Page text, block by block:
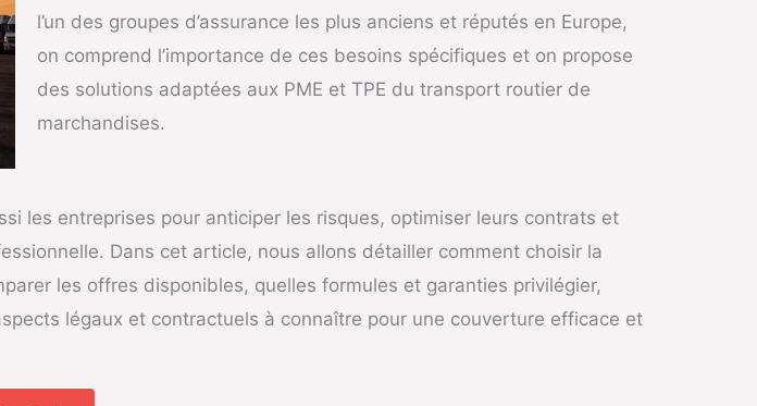
l’un des groupes d’assurance les plus anciens et réputés en Europe,
on comprend l’importance de ces besoins spécifiques et on propose
des solutions adaptées aux PME et TPE du transport routier de
marchandises.
les entreprises pour anticiper les risques, optimiser leurs contrats et
Dans cet article, nous allons détailler comment choisir la
les offres disponibles, quelles formules et garanties privilégier,
légaux et contractuels à connaître pour une couverture efficace et